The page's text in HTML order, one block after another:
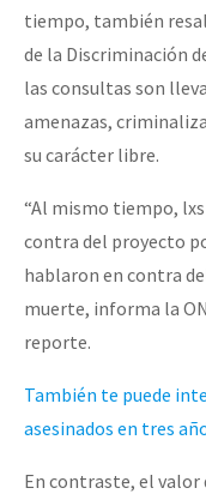
tiempo, también
de la Discriminación
las consultas son
amenazas,
su carácter libre.
“Al mismo tiempo,
contra del proyecto
hablaron en contra
muerte, informa la
reporte.
También te puede
asesinados en tres
En contraste, el valor